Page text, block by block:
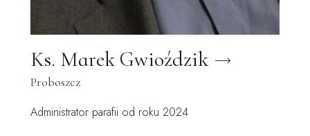
Ks. Marek Gwioździk
Proboszcz
Administrator parafii od roku 2024